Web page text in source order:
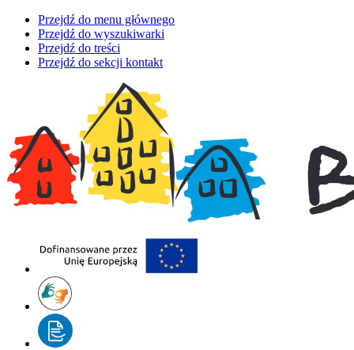
Przejdź do menu głównego
Przejdź do wyszukiwarki
Przejdź do treści
Przejdź do sekcji kontakt